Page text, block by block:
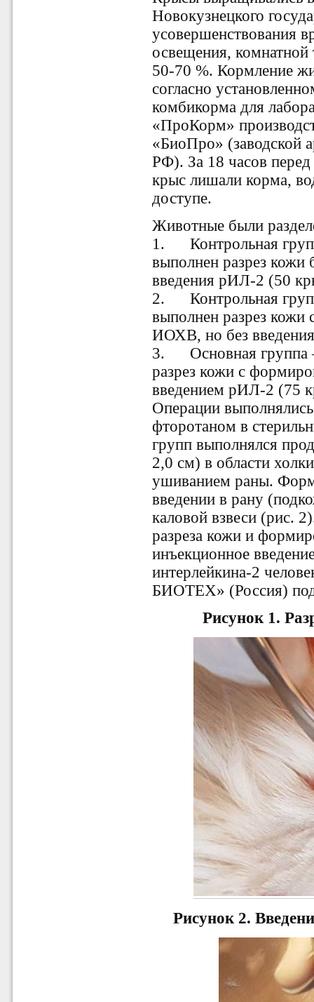
Новокузнецкого
усовершенствования
освещения, комнатной
50-70 %. Кормление
согласно
комбикорма для
«ПроКорм»
«БиоПро» (заводской
РФ). За 18 часов
крыс лишали корма,
доступе.
Животные были
1. Контрольная
выполнен разрез
введения рИЛ-2 (50
2. Контрольная
выполнен разрез
ИОХВ, но без
3. Основная группа
разрез кожи с
введением рИЛ-2 (75
Операции
фторотаном в
групп выполнялся
2,0 см) в области
ушиванием раны.
введении в рану
каловой взвеси (рис.
разреза кожи и
инъекционное
интерлейкина-2
БИОТЕХ» (Россия)
Рисунок 1.
Рисунок 2.